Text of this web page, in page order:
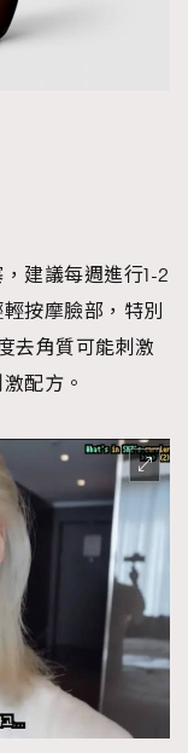
建議每週進行1-2
按摩臉部，特別
去角質可能刺激
配方。